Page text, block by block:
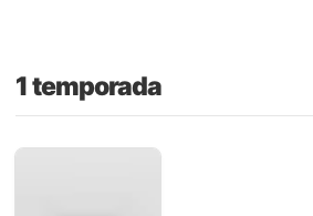
1 temporada